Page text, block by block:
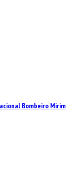
Bombeiro Mirim